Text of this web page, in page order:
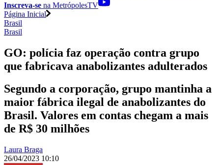
Inscreva-se na MetrópolesTV
Página Inicial
Brasil
Brasil
GO: polícia faz operação contra grupo
que fabricava anabolizantes adulterados
Segundo a corporação, grupo mantinha a
maior fábrica ilegal de anabolizantes do
Brasil. Valores em contas chegam a mais
de R$ 30 milhões
Laura Braga
26/04/2023 10:10